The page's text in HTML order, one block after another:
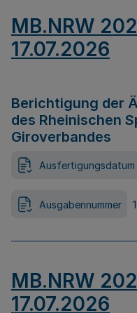
MB.NRW
17.07.2026
Berichtigung der
des Rheinischen
Giroverbandes
Ausfertigungsdatum
Ausgabennummer
MB.NRW
17.07.2026